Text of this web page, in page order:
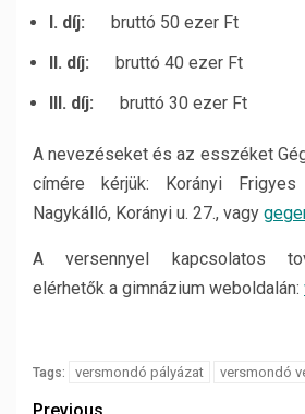
I. díj:
bruttó 50 ezer Ft
II. díj:
bruttó 40 ezer Ft
III. díj: bruttó 30 ezer Ft
A nevezéseket és az esszéket
címére kérjük: Korányi Frigyes
Nagykálló, Korányi u. 27., vagy
A versennyel kapcsolatos
elérhetők a gimnázium weboldalán:
Tags: versmondó pályázat versmondó